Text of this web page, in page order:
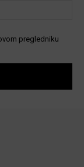
pregledniku